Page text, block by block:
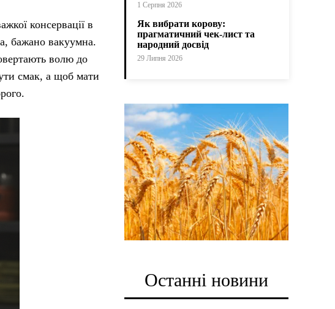
консервації в
бажано вакуумна.
волю до
смак, а щоб мати
1 Серпня 2026
Як вибрати корову:
прагматичний чек-лист та
народний досвід
29 Липня 2026
Останні новини